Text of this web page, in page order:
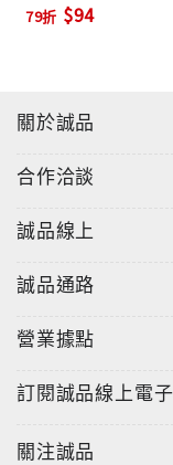
79折 $94
關於誠品
合作洽談
誠品線上
誠品通路
營業據點
訂閱誠品線上電
關注誠品